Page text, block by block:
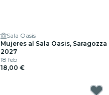
Sala Oasis
Mujeres al Sala Oasis, Saragozza
2027
18 feb
18,00 €